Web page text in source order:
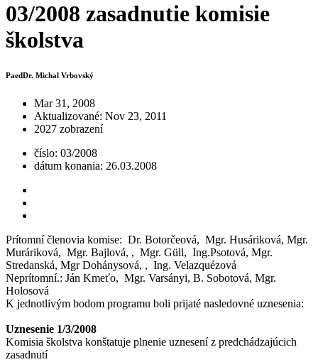
03/2008 zasadnutie komisie
školstva
PaedDr. Michal Vrbovský
Mar 31, 2008
Aktualizované: Nov 23, 2011
2027 zobrazení
číslo: 03/2008
dátum konania: 26.03.2008
Prítomní členovia komise: Dr. Botorčeová, Mgr. Husáriková, Mgr.
Muráriková, Mgr. Bajlová, , Mgr. Güll, Ing.Psotová, Mgr.
Stredanská, Mgr Dohánysová, , Ing. Velazquézová
Neprítomní.: Ján Kmeťo, Mgr. Varsányi, B. Sobotová, Mgr.
Holosová
K jednotlivým bodom programu boli prijaté nasledovné uznesenia:
Uznesenie 1/3/2008
Komisia školstva konštatuje plnenie uznesení z predchádzajúcich
zasadnutí